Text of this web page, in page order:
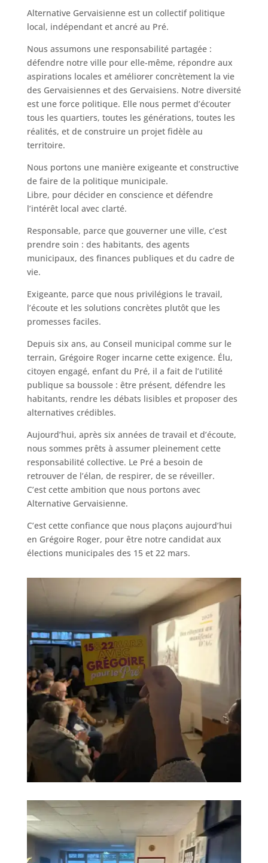
Alternative Gervaisienne est un collectif politique
local, indépendant et ancré au Pré.
Nous assumons une responsabilité partagée :
défendre notre ville pour elle-même, répondre aux
aspirations locales et améliorer concrètement la vie
des Gervaisiennes et des Gervaisiens. Notre diversité
est une force politique. Elle nous permet d’écouter
tous les quartiers, toutes les générations, toutes les
réalités, et de construire un projet fidèle au
territoire.
Nous portons une manière exigeante et constructive
de faire de la politique municipale.
Libre, pour décider en conscience et défendre
l’intérêt local avec clarté.
Responsable, parce que gouverner une ville, c’est
prendre soin : des habitants, des agents
municipaux, des finances publiques et du cadre de
vie.
Exigeante, parce que nous privilégions le travail,
l’écoute et les solutions concrètes plutôt que les
promesses faciles.
Depuis six ans, au Conseil municipal comme sur le
terrain, Grégoire Roger incarne cette exigence. Élu,
citoyen engagé, enfant du Pré, il a fait de l’utilité
publique sa boussole : être présent, défendre les
habitants, rendre les débats lisibles et proposer des
alternatives crédibles.
Aujourd’hui, après six années de travail et d’écoute,
nous sommes prêts à assumer pleinement cette
responsabilité collective. Le Pré a besoin de
retrouver de l’élan, de respirer, de se réveiller.
C’est cette ambition que nous portons avec
Alternative Gervaisienne.
C’est cette confiance que nous plaçons aujourd’hui
en Grégoire Roger, pour être notre candidat aux
élections municipales des 15 et 22 mars.